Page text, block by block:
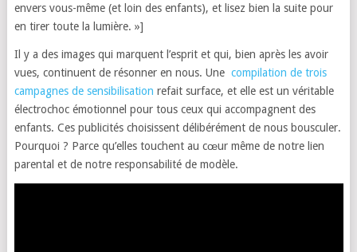
envers vous-même (et loin des enfants), et lisez bien la suite pour
en tirer toute la lumière. »]
Il y a des images qui marquent l’esprit et qui, bien après les avoir
vues, continuent de résonner en nous. Une compilation de trois
campagnes de sensibilisation refait surface, et elle est un véritable
électrochoc émotionnel pour tous ceux qui accompagnent des
enfants. Ces publicités choisissent délibérément de nous bousculer.
Pourquoi ? Parce qu’elles touchent au cœur même de notre lien
parental et de notre responsabilité de modèle.